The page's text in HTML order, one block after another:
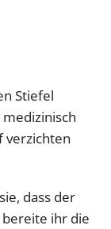
Stiefel
verzichten
dass der
bereite ihr die